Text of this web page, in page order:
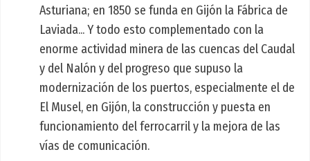
Asturiana; en 1850 se funda en Gijón la Fábrica de
Laviada... Y todo esto complementado con la
enorme actividad minera de las cuencas del Caudal
y del Nalón y del progreso que supuso la
modernización de los puertos, especialmente el de
El Musel, en Gijón, la construcción y puesta en
funcionamiento del ferrocarril y la mejora de las
vías de comunicación.